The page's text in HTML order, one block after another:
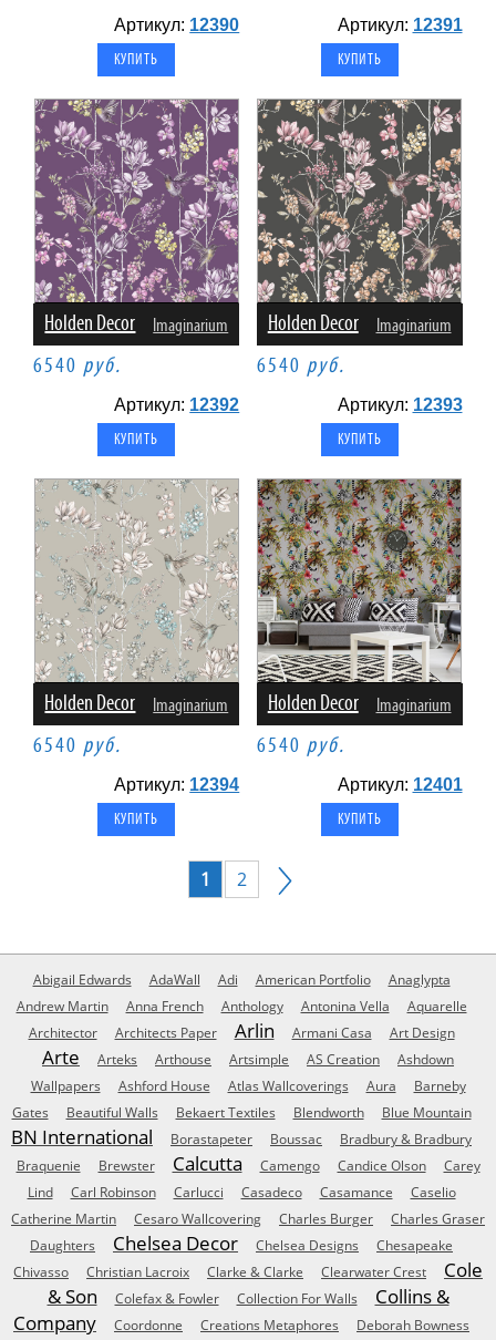
Артикул: 12390 Артикул: 12391
Holden Decor Imaginarium
6540 руб.
Артикул: 12392
Holden Decor Imaginarium
6540 руб.
Артикул: 12393
Holden Decor Imaginarium
6540 руб.
Артикул: 12394
Holden Decor Imaginarium
6540 руб.
Артикул: 12401
1 2
Abigail Edwards AdaWall Adi American Portfolio
Anaglypta
Andrew Martin
Anna French Anthology Antonina Vella
Aquarelle
Architector
Architects Paper Arlin Armani Casa Art Design
Arte Arteks Arthouse Artsimple AS Creation
Ashdown
Wallpapers
Ashford House Atlas Wallcoverings Aura
Barneby
Gates
Beautiful Walls Bekaert Textiles Blendworth Blue Mountain
BN International Borastapeter Boussac
Bradbury & Bradbury
Braquenie
Brewster Calcutta Camengo Candice Olson
Carey
Lind
Carl Robinson Carlucci Casadeco Casamance
Caselio
Catherine Martin
Cesaro Wallcovering Charles Burger
Charles Graser
Daughters
Chelsea Decor Chelsea Designs
Chesapeake
Chivasso
Christian Lacroix Clarke & Clarke Clearwater Crest
Cole
& Son
Colefax & Fowler Collection For Walls
Collins &
Company
Coordonne Creations Metaphores
Deborah Bowness